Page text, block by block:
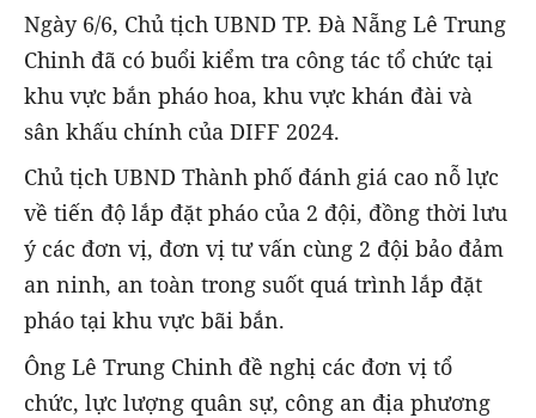
Ngày 6/6, Chủ tịch UBND TP. Đà Nẵng Lê Trung
Chinh đã có buổi kiểm tra công tác tổ chức tại
khu vực bắn pháo hoa, khu vực khán đài và
sân khấu chính của DIFF 2024.
Chủ tịch UBND Thành phố đánh giá cao nỗ lực
về tiến độ lắp đặt pháo của 2 đội, đồng thời lưu
ý các đơn vị, đơn vị tư vấn cùng 2 đội bảo đảm
an ninh, an toàn trong suốt quá trình lắp đặt
pháo tại khu vực bãi bắn.
Ông Lê Trung Chinh đề nghị các đơn vị tổ
chức, lực lượng quân sự, công an địa phương